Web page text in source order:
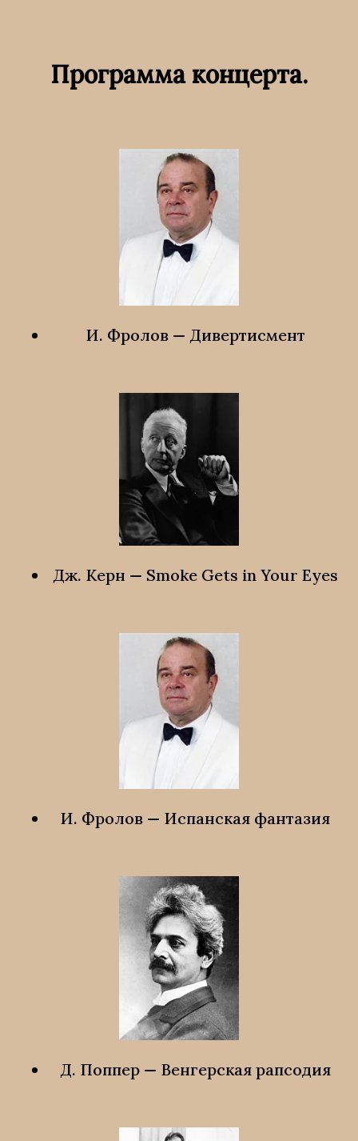
Программа концерта.
И. Фролов — Дивертисмент
Дж. Керн — Smoke Gets in Your Eyes
И. Фролов — Испанская фантазия
Д. Поппер — Венгерская рапсодия